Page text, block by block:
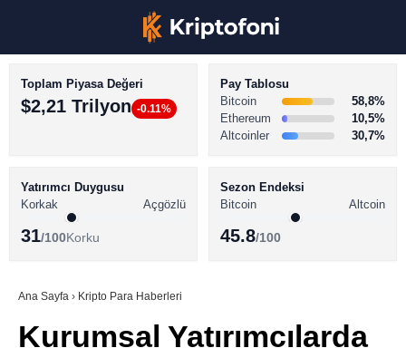
Youtube
BİTCOİN HABERLERİ
ALTCOİN HABERLERİ
SÖZLÜK
Toplam Piyasa Değeri
$2,21 Trilyon -0.11%
Pay Tablosu
Bitcoin
58,8%
Ethereum
10,5%
Altcoinler
30,7%
Yatırımcı Duygusu
Korkak
Açgözlü
31/100Korku
Sezon Endeksi
Bitcoin
Altcoin
45.8/100
Ana Sayfa › Kripto Para Haberleri
Kurumsal Yatırımcılarda